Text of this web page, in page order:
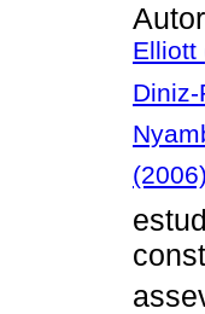
Elliott
(2006)